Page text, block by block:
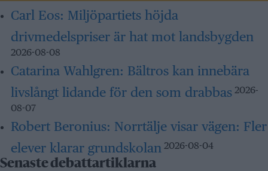
Carl Eos: Miljöpartiets höjda
drivmedelspriser är hat mot landsbygden
2026-08-08
Catarina Wahlgren: Bältros kan innebära
livslångt lidande för den som drabbas 2026-
08-07
Robert Beronius: Norrtälje visar vägen: Fler
elever klarar grundskolan 2026-08-04
Senaste debattartiklarna